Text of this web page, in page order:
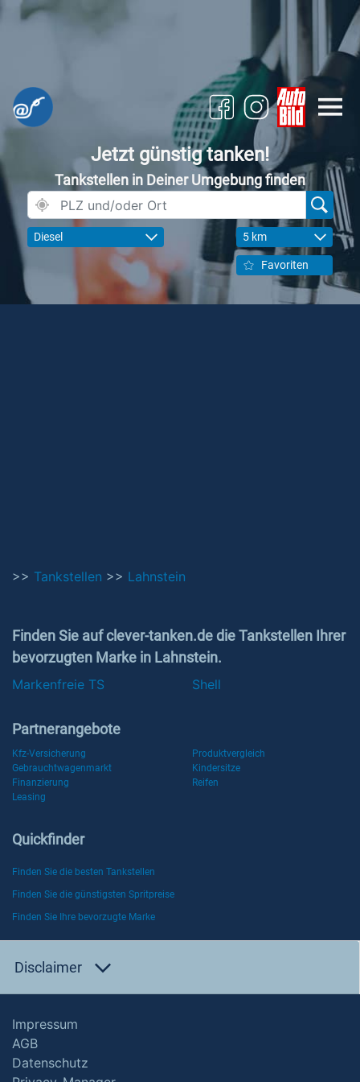
Jetzt günstig tanken!
Tankstellen in Deiner Umgebung finden
Diesel 5 km
Favoriten
>> Tankstellen >> Lahnstein
Finden Sie auf clever-tanken.de die Tankstellen Ihrer
bevorzugten Marke in Lahnstein.
Markenfreie TS Shell
Partnerangebote
Kfz-Versicherung
Produktvergleich
Gebrauchtwagenmarkt
Kindersitze
Finanzierung
Reifen
Leasing
Quickfinder
Finden Sie die besten Tankstellen
Finden Sie die günstigsten Spritpreise
Finden Sie Ihre bevorzugte Marke
Disclaimer
Impressum
AGB
Datenschutz